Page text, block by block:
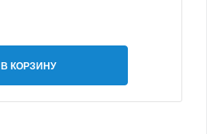
В КОРЗИНУ